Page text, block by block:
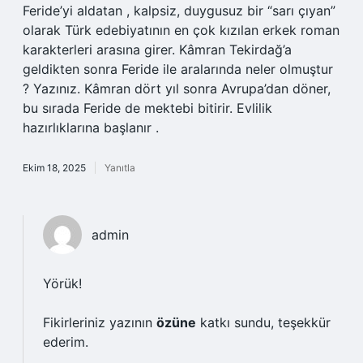
Feride’yi aldatan , kalpsiz, duygusuz bir “sarı çıyan”
olarak Türk edebiyatının en çok kızılan erkek roman
karakterleri arasına girer. Kâmran Tekirdağ’a
geldikten sonra Feride ile aralarında neler olmuştur
? Yazınız. Kâmran dört yıl sonra Avrupa’dan döner,
bu sırada Feride de mektebi bitirir. Evlilik
hazırlıklarına başlanır .
Ekim 18, 2025 Yanıtla
admin
Yörük!
Fikirleriniz yazının özüne katkı sundu, teşekkür
ederim.